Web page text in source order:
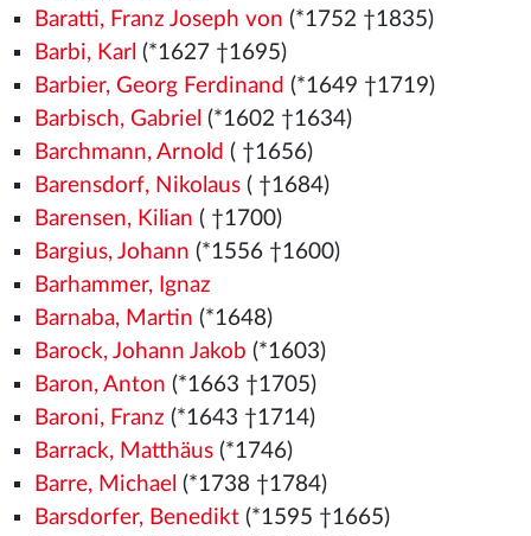
Baratti, Franz Joseph von (*1752 †1835)
Barbi, Karl (*1627 †1695)
Barbier, Georg Ferdinand (*1649 †1719)
Barbisch, Gabriel (*1602 †1634)
Barchmann, Arnold ( †1656)
Barensdorf, Nikolaus( †1684)
Barensen, Kilian ( †1700)
Bargius, Johann (*1556 †1600)
Barhammer, Ignaz
Barnaba, Martin (*1648)
Barock, Johann Jakob (*1603)
Baron, Anton (*1663 †1705)
Baroni, Franz (*1643 †1714)
Barrack, Matthäus(*1746)
Barre, Michael (*1738 †1784)
Barsdorfer, Benedikt(*1595 †1665)